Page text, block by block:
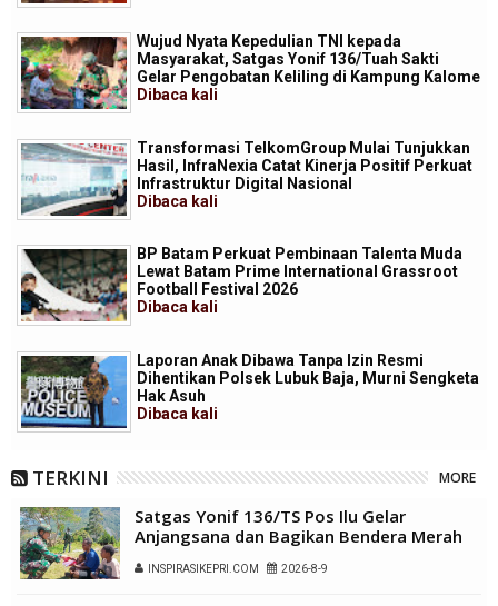
Wujud Nyata Kepedulian TNI kepada
Masyarakat, Satgas Yonif 136/Tuah Sakti
Gelar Pengobatan Keliling di Kampung Kalome
Dibaca kali
Transformasi TelkomGroup Mulai Tunjukkan
Hasil, InfraNexia Catat Kinerja Positif Perkuat
Infrastruktur Digital Nasional
Dibaca kali
BP Batam Perkuat Pembinaan Talenta Muda
Lewat Batam Prime International Grassroot
Football Festival 2026
Dibaca kali
Laporan Anak Dibawa Tanpa Izin Resmi
Dihentikan Polsek Lubuk Baja, Murni Sengketa
Hak Asuh
Dibaca kali
TERKINI MORE
Satgas Yonif 136/TS Pos Ilu Gelar
Anjangsana dan Bagikan Bendera Merah
INSPIRASIKEPRI.COM 2026-8-9